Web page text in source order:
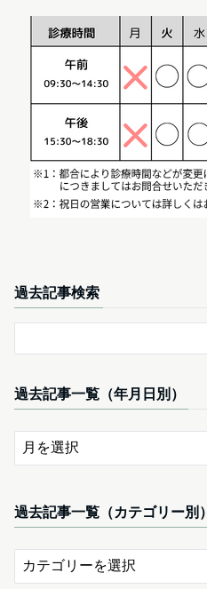
過去記事検索
過去記事一覧（年月日別）
過去記事一覧（カテゴリー別）